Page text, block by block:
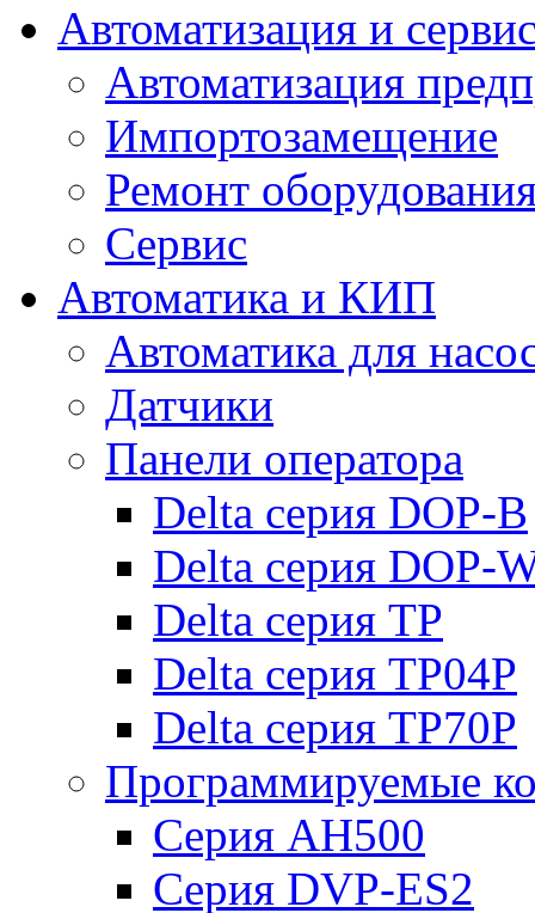
Автоматизация и
Автоматизация
Импортозамещение
Ремонт
Сервис
Автоматика и КИП
Автоматика для
Датчики
Панели оператора
Delta серия DOP-B
Delta серия DOP-
Delta серия TP
Delta серия TP04P
Delta серия TP70P
Программируемые
Серия AH500
Серия DVP-ES2